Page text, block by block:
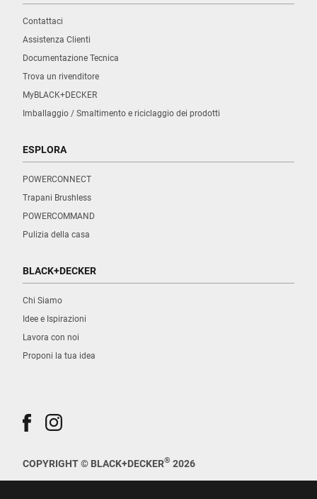
Contattaci
Assistenza Clienti
Documentazione Tecnica
Trova un rivenditore
MyBLACK+DECKER
Imballaggio / Smaltimento e riciclaggio dei prodotti
ESPLORA
POWERCONNECT
Trapani Brushless
POWERCOMMAND
Pulizia della casa
BLACK+DECKER
Chi Siamo
Idee e Ispirazioni
Lavora con noi
Proponi la tua idea
COPYRIGHT © BLACK+DECKER® 2026